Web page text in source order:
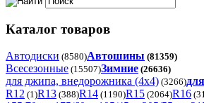
Каталог товаров
Автодиски (8580)Автошины (81359)
Всесезонные (15507)Зимние (26636)
для джипа, внедорожника (4x4) (3266)
R12 (1)R13 (388)R14 (1190)R15 (2064)R16